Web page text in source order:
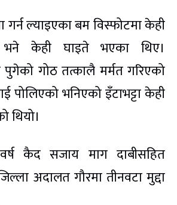
ल्याइएका बम विस्फोटमा केही
भने केही घाइते भएका थिए।
पुगेको गोठ तत्कालै मर्मत गरिएको
पोलिएको भनिएको इँटाभट्टा केही
थियो।
कैद सजाय माग दाबीसहित
अदालत गौरमा तीनवटा मुद्दा